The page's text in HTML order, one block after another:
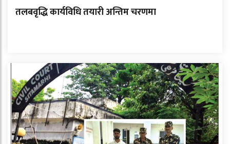
तलबवृद्धि कार्यविधि तयारी अन्तिम चरणमा